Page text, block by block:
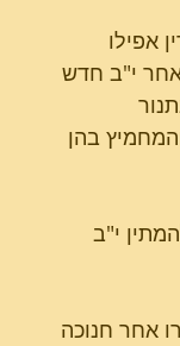
מותרין אפילו
אחר י"ב חדש
והמחמיץ בהן
י"ב
אחר חנוכה